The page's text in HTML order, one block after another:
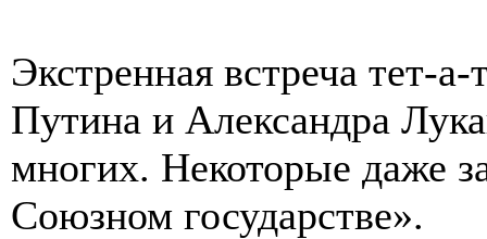
Экстренная встреча тет-
Путина и Александра
многих. Некоторые даже
Союзном государстве».